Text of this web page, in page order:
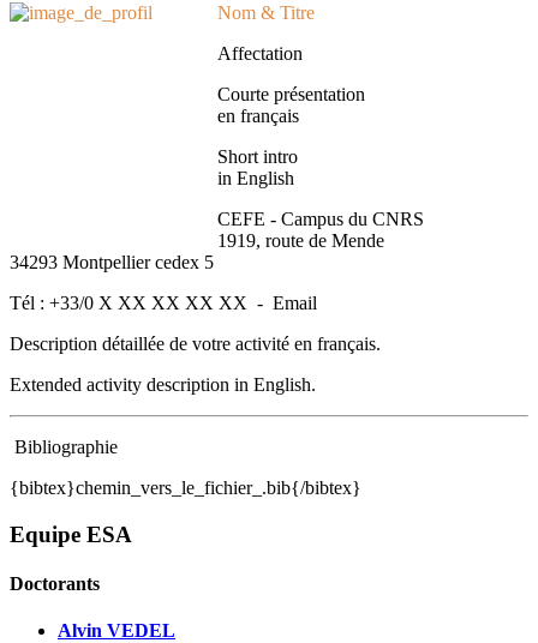
Nom & Titre
Affectation
Courte présentation
en français
Short intro
in English
CEFE - Campus du CNRS
1919, route de Mende
34293 Montpellier cedex 5
Tél : +33/0 X XX XX XX XX - Email
Description détaillée de votre activité en français.
Extended activity description in English.
Bibliographie
{bibtex}chemin_vers_le_fichier_.bib{/bibtex}
Equipe ESA
Doctorants
Alvin VEDEL